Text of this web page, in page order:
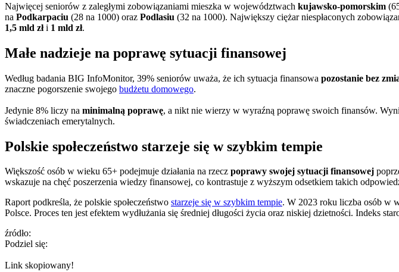
Najwięcej seniorów z zaległymi zobowiązaniami mieszka w województwach kujawsko-pomorskim
na Podkarpaciu (28 na 1000) oraz Podlasiu (32 na 1000). Największy ciężar niespłaconych
1,5 mld złi 1 mld zł.
Małe nadzieje na poprawę sytuacji finansowej
Według badania BIG InfoMonitor, 39% seniorów uważa, że ich sytuacja finansowa pozostanie bez
znaczne pogorszenie swojego budżetu domowego.
Jedynie 8% liczy na minimalną poprawę, a nikt nie wierzy w wyraźną poprawę swoich finansów.
świadczeniach emerytalnych.
Polskie społeczeństwo starzeje się w szybkim tempie
Większość osób w wieku 65+ podejmuje działania na rzecz poprawy swojej sytuacji finansowej
wskazuje na chęć poszerzenia wiedzy finansowej, co kontrastuje z wyższym odsetkiem takich
Raport podkreśla, że polskie społeczeństwo starzeje się w szybkim tempie. W 2023 roku liczba osób w
Polsce. Proces ten jest efektem wydłużania się średniej długości życia oraz niskiej dzietności. Indeks
źródło:
Podziel się:
Link skopiowany!